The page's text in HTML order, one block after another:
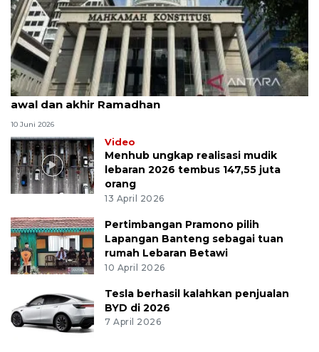
MK uji materi UU Peradilan Agama perihal isbat
awal dan akhir Ramadhan
10 Juni 2026
Video
Menhub ungkap realisasi mudik
lebaran 2026 tembus 147,55 juta
orang
13 April 2026
Pertimbangan Pramono pilih
Lapangan Banteng sebagai tuan
rumah Lebaran Betawi
10 April 2026
Tesla berhasil kalahkan penjualan
BYD di 2026
7 April 2026